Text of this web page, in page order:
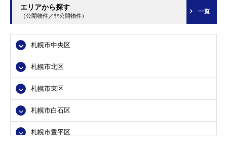
エリアから探す
（公開物件／非公開物件）
一覧
札幌市中央区
札幌市北区
札幌市東区
札幌市白石区
札幌市豊平区